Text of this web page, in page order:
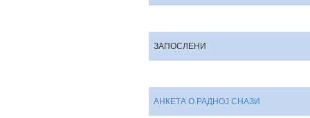
ЗАПОСЛЕНИ
АНКЕТА О РАДНОЈ СНАЗИ